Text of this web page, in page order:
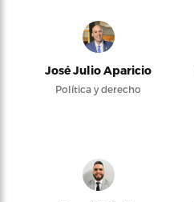
José Julio Aparicio
Política y derecho